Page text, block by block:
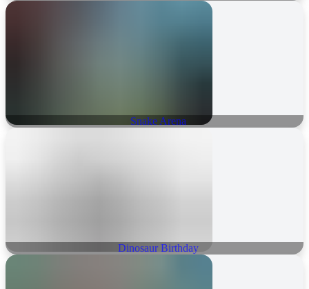
Snake Arena
Dinosaur Birthday